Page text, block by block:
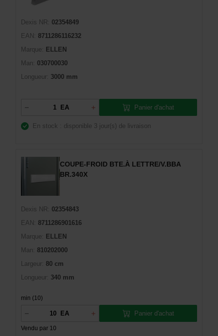
Dexis NR:
02354849
EAN:
8711286116232
Marque:
ELLEN
Man:
030700030
Longueur: 3000 mm
EA Panier d'achat
En stock : disponible 3 jour(s) de livraison
COUPE-FROID BTE.À LETTRE/V.BBA
BR.340X
Dexis NR:
02354843
EAN:
8711286901616
Marque:
ELLEN
Man:
810202000
Largeur: 80 cm
Longueur: 340 mm
min (10)
EA
Vendu par 10
Panier d'achat